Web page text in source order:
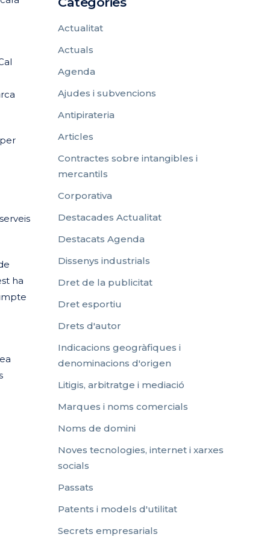
ha
Actualitat
Actuals
Agenda
Ajudes i subvencions
Antipirateria
Articles
Contractes sobre intangibles i
mercantils
Corporativa
Destacades Actualitat
Destacats Agenda
Dissenys industrials
Dret de la publicitat
Dret esportiu
Drets d'autor
Indicacions geogràfiques i
denominacions d'origen
Litigis, arbitratge i mediació
Marques i noms comercials
Noms de domini
Noves tecnologies, internet i xarxes
socials
Passats
Patents i models d'utilitat
Secrets empresarials